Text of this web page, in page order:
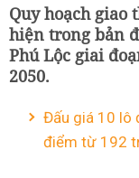
Quy hoạch giao
hiện trong bản
Phú Lộc giai
2050.
Đấu giá 10 lô
điểm từ 192